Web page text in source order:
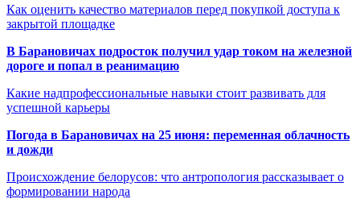
Как оценить качество материалов перед покупкой доступа к
закрытой площадке
В Барановичах подросток получил удар током на железной
дороге и попал в реанимацию
Какие надпрофессиональные навыки стоит развивать для
успешной карьеры
Погода в Барановичах на 25 июня: переменная облачность
и дожди
Происхождение белорусов: что антропология рассказывает о
формировании народа